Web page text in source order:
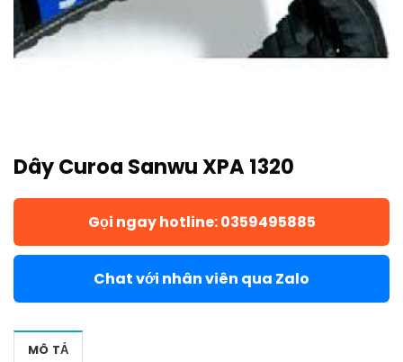
Dây Curoa Sanwu XPA 1320
Gọi ngay hotline: 0359495885
Chat với nhân viên qua Zalo
MÔ TẢ